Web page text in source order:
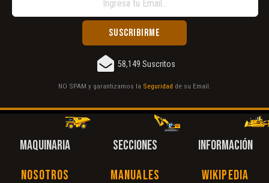
58,149 Suscritos
NO SPAM y garantizamos la Seguridad de su Email.
MAQUINARIA
Nosotros
SECCIONES
Manuales
INFORMACIÓN
Wikipedia